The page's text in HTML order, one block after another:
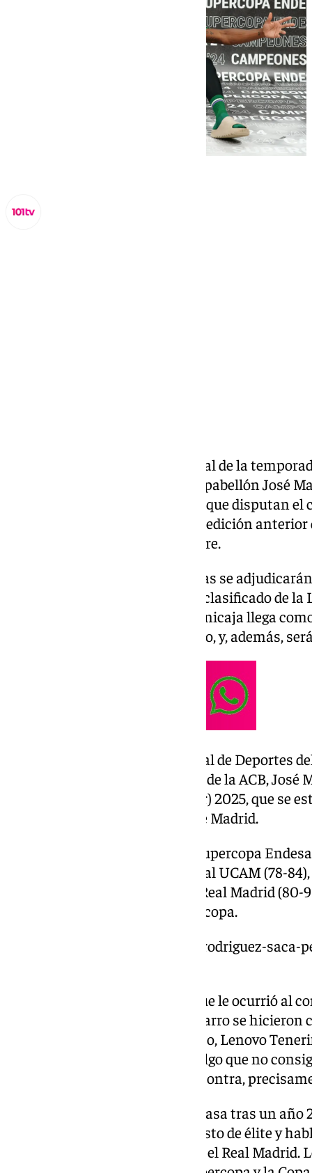
Ya es oficial. El pistoletazo oficial de la
, el pabellón José
de la Supercopa Endesa, torneo que disputan
la Copa del Rey, el ganador de la edición
anfitrión en el mes de septiembre.
Si existiese alguna vacante, estas se
subcampeón de la ACB y tercer clasificado de la
próxima Supercopa, ya que el Unicaja llega
edición, es decir, defenderá título, y, además,
Así lo ha hecho oficial el concejal de Deportes
Vivas, acompañado del director de la ACB, José
Internacional de Turismo (Fitur) 2025, que se
Palacio de Ferias y Congresos de Madrid.
El Unicaja se llevó la anterior Supercopa
Deportes de Murcia, tras ganar al UCAM (78-
e imponerse en la gran final al Real Madrid
con su primer título de la Supercopa.
https://www.101tv.es/juanma-rodriguez-saca-
Se da el caso que es lo mismo que le ocurrió al
Rey. Los discípulos de Ibon Navarro se
imponerse al, en aquel momento, Lenovo
defender título en el Carpena. Algo que no
eliminados en cuartos de final contra,
El Unicaja defenderá título en casa tras un
ratificando su vuelta al baloncesto de élite y
equipos como el FC Barcelona y el Real